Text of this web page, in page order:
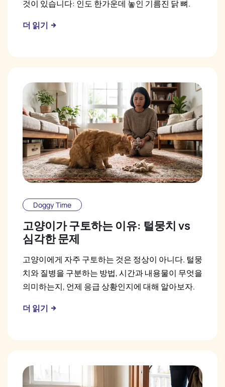
것이 있습니다: 인도 한가운데 놓인 기름진 닭 뼈.
더 읽기
Doggy Time
고양이가 구토하는 이유: 털뭉치 vs
심각한 문제
고양이에게 자주 구토하는 것은 정상이 아니다. 털뭉
치와 질병을 구분하는 방법, 시간과 내용물이 무엇을
의미하는지, 언제 응급 상황인지에 대해 알아보자.
더 읽기